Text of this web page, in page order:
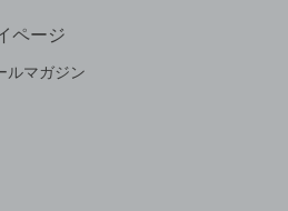
ページ
ルマガジン